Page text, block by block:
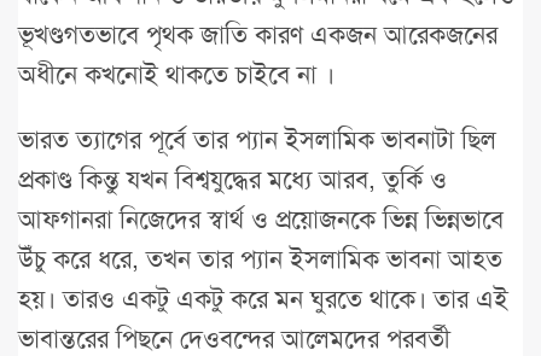
ভূখণ্ডগতভাবে পৃথক জাতি কারণ একজন আরেকজনের
অধীনে কখনোই থাকতে চাইবে না ।
ভারত ত্যাগের পূর্বে তার প্যান ইসলামিক ভাবনাটা ছিল
প্রকাণ্ড কিন্তু যখন বিশ্বযুদ্ধের মধ্যে আরব, তুর্কি ও
আফগানরা নিজেদের স্বার্থ ও প্রয়োজনকে ভিন্ন ভিন্নভাবে
উঁচু করে ধরে, তখন তার প্যান ইসলামিক ভাবনা আহত
হয়। তারও একটু একটু করে মন ঘুরতে থাকে। তার এই
ভাবান্তরের পিছনে দেওবন্দের আলেমদের পরবর্তী